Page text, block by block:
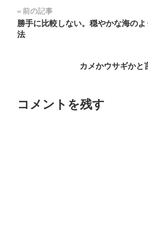
投
稿
ー
前の記事
勝手に比較しない。穏やかな海の
法
カメかウサギかと
コメントを残す